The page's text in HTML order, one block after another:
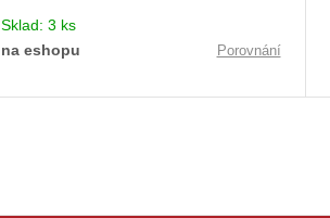
Sklad: 3 ks
na eshopu
Porovnání